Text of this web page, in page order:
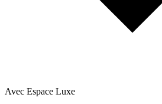
Avec Espace Luxe